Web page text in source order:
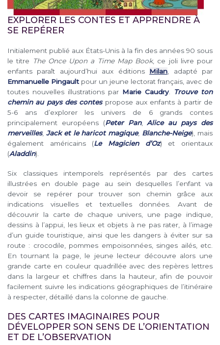
EXPLORER LES CONTES ET APPRENDRE À
SE REPÉRER
Initialement publié aux États-Unis à la fin des années 90 sous
le titre
The Once Upon a Time Map Book, ce joli livre pour
enfants paraît aujourd’hui aux éditions Milan , adapté par
Emmanuelle Pingault pour un jeune lectorat français, avec de
toutes nouvelles illustrations par Marie Caudry.
Trouve ton
chemin au pays des contespropose aux enfants à partir de
5-6 ans d’explorer les univers de 6 grands contes
principalement européens (Peter Pan,Alice au pays des
merveilles, Jack et le haricot magique, Blanche-Neige), mais
également américains (Le Magicien d’Oz) et orientaux
(Aladdin).
Six classiques intemporels représentés par des cartes
illustrées en double page au sein desquelles l’enfant va
devoir se repérer pour trouver son chemin grâce aux
indications visuelles et textuelles données. Avant de
découvrir la carte de chaque univers, une page indique,
dessins à l’appui, les lieux et objets à ne pas rater, à l’image
d’un guide touristique, ainsi que les dangers à éviter sur sa
route : crocodile, pommes empoisonnées, singes ailés, etc.
En tournant la page, le jeune lecteur découvre alors une
grande carte en couleur quadrillée avec des repères lettres
dans la largeur et chiffres dans la hauteur, afin de pouvoir
facilement suivre les indications géographiques de l’itinéraire
à respecter, détaillé dans la colonne de gauche.
DES CARTES IMAGINAIRES POUR
DÉVELOPPER SON SENS DE L’ORIENTATION
ET DE L’OBSERVATION